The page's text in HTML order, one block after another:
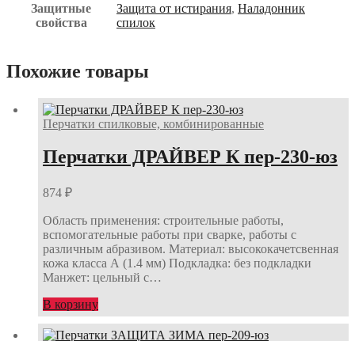
Защитные
свойства
Защита от истирания, Наладонник
спилок
Похожие товары
Перчатки спилковые, комбинированные
Перчатки ДРАЙВЕР К пер-230-юз
874 ₽
Область применения: строительные работы,
вспомогательные работы при сварке, работы с
различным абразивом. Материал: высококачетсвенная
кожа класса А (1.4 мм) Подкладка: без подкладки
Манжет: цельный с…
В корзину